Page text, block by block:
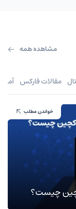
مشاهده همه
مقالات فارکس
خواندن مطلب